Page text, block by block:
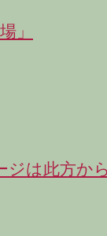
」
ジは此方か